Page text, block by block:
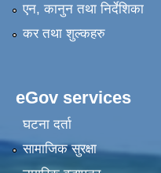
एन, कानुन तथा निर्देशिका
कर तथा शुल्कहरु
eGov services
घटना दर्ता
सामाजिक सुरक्षा